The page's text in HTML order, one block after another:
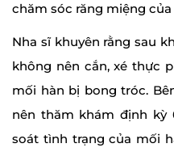
chăm sóc răng miệng
Nha sĩ khuyên rằng sau
không nên cắn, xé thực
mối hàn bị bong tróc.
nên thăm khám định kỳ
soát tình trạng của mối